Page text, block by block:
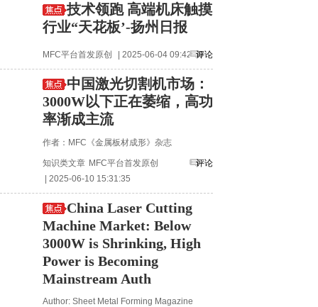
技术领跑 高端机床触摸
行业“天花板’-扬州日报
MFC平台首发原创 | 2025-06-04 09:42:40评论
中国激光切割机市场：
3000W以下正在萎缩，高功
率渐成主流
作者：MFC《金属板材成形》杂志
知识类文章 MFC平台首发原创
| 2025-06-10 15:31:35
评论
China Laser Cutting
Machine Market: Below
3000W is Shrinking, High
Power is Becoming
Mainstream Auth
Author: Sheet Metal Forming Magazine